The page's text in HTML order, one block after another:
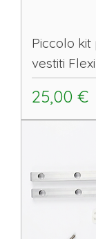
Piccolo
vestiti
Prezzo
25,00 €